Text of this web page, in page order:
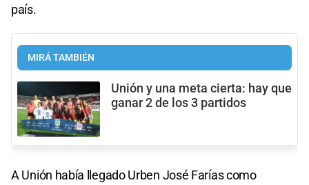
país.
MIRÁ TAMBIÉN
Unión y una meta cierta: hay que
ganar 2 de los 3 partidos
A Unión había llegado Urben José Farías como